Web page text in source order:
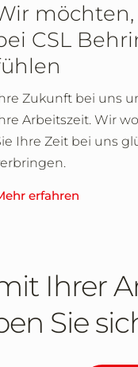
möchten,
CSL
Zukunft bei uns
Arbeitszeit. Wir
Ihre Zeit bei uns
erfahren
Ihrer
Sie